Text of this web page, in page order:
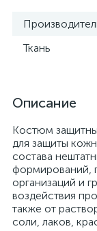
Ткань
Описание
Костюм
для защиты
состава
формирований,
организаций и
воздействия
также от
соли, лаков,